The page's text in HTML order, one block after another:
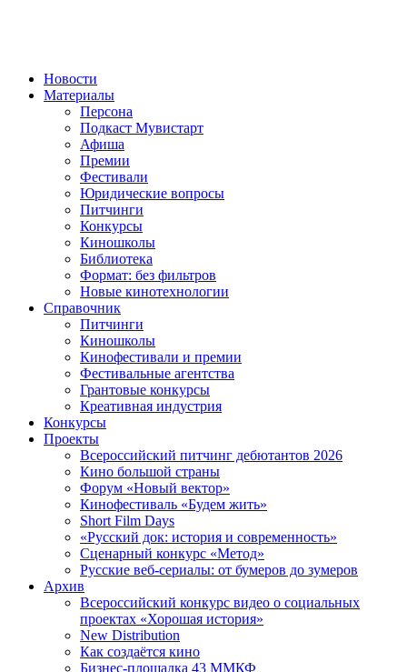
Новости
Материалы
Персона
Подкаст Мувистарт
Афиша
Премии
Фестивали
Юридические вопросы
Питчинги
Конкурсы
Киношколы
Библиотека
Формат: без фильтров
Новые кинотехнологии
Справочник
Питчинги
Киношколы
Кинофестивали и премии
Фестивальные агентства
Грантовые конкурсы
Креативная индустрия
Конкурсы
Проекты
Всероссийский питчинг дебютантов 2026
Кино большой страны
Форум «Новый вектор»
Кинофестиваль «Будем жить»
Short Film Days
«Русский док: история и современность»
Сценарный конкурс «Метод»
Русские веб-сериалы: от бумеров до зумеров
Архив
Всероссийский конкурс видео о социальных
проектах «Хорошая история»
New Distribution
Как создаётся кино
Бизнес-площадка 43 ММКФ